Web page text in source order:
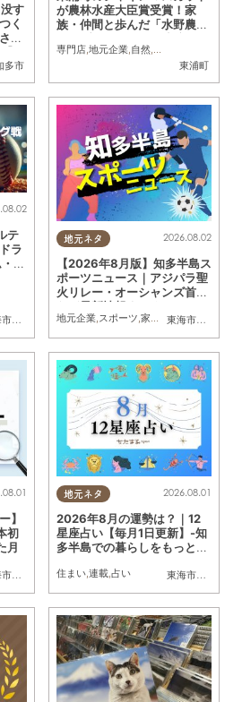
多市
す
く
たまる調査隊 東浦町
が農林水産大臣賞受賞！家
族・仲間と歩んだ「水野農
専門店,地元企業,自然,まちネタ
東海市
,大府市 知多市,東浦町,常滑市,武豊町,美浜町,
テ
ラ
リ
地元ネタ
東海市
,大府市
2026.08.02
【2026年8月版】知多半島ス
ポーツニュース｜アジパラ聖
火リレー・オーシャンズ首位
など最新情報まとめ
地元企業,スポーツ,家族 おひとりさま
東海市
,大府市 知多市 ,東浦町,阿久比町 半田市,常滑市
】
初
月
地元ネタ
東海市
,大府市
2026.08.01
2026年8月の運勢は？｜12
星座占い【毎月1日更新】-知
多半島での暮らしをもっとH
住まい, 連載, 占い